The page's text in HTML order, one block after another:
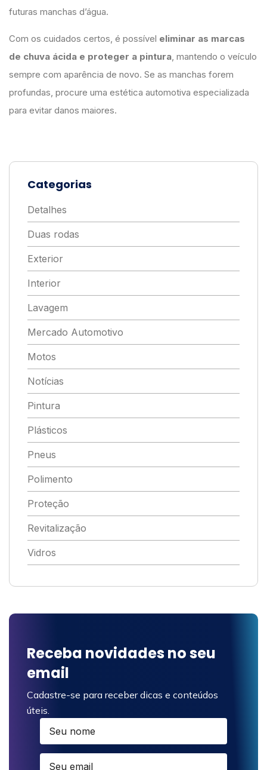
futuras manchas d’água.
Com os cuidados certos, é possível eliminar as marcas
de chuva ácida e proteger a pintura , mantendo o veículo
sempre com aparência de novo. Se as manchas forem
profundas, procure uma estética automotiva especializada
para evitar danos maiores.
Categorias
Detalhes
Duas rodas
Exterior
Interior
Lavagem
Mercado Automotivo
Motos
Notícias
Pintura
Plásticos
Pneus
Polimento
Proteção
Revitalização
Vidros
Receba novidades no seu
email
Cadastre-se para receber dicas e conteúdos
úteis.